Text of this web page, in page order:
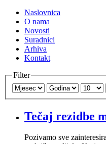
Naslovnica
O nama
Novosti
Suradnici
Arhiva
Kontakt
Filter
Tečaj rezidbe
Pozivamo sve